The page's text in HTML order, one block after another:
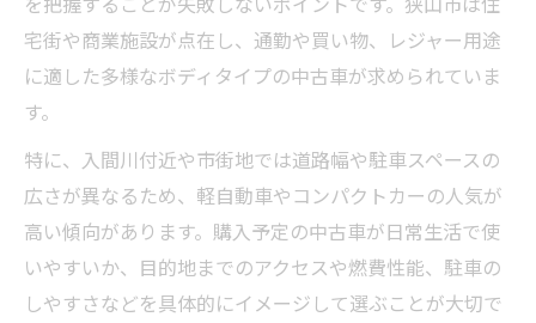
宅街や商業施設が点在し、通勤や買い物、レジャー用途
に適した多様なボディタイプの中古車が求められていま
す。
特に、入間川付近や市街地では道路幅や駐車スペースの
広さが異なるため、軽自動車やコンパクトカーの人気が
高い傾向があります。購入予定の中古車が日常生活で使
いやすいか、目的地までのアクセスや燃費性能、駐車の
しやすさなどを具体的にイメージして選ぶことが大切で